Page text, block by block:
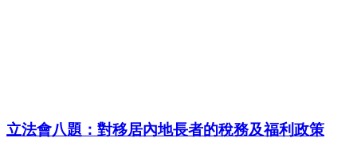
立法會八題：對移居內地長者的稅務及福利政策